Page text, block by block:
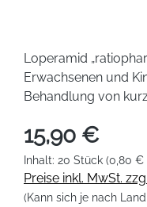
Loperamid
Erwachsenen und
Behandlung von
15,90 €
Inhalt: 20 Stück (0,80 €
Preise inkl. MwSt.
(Kann sich je nach